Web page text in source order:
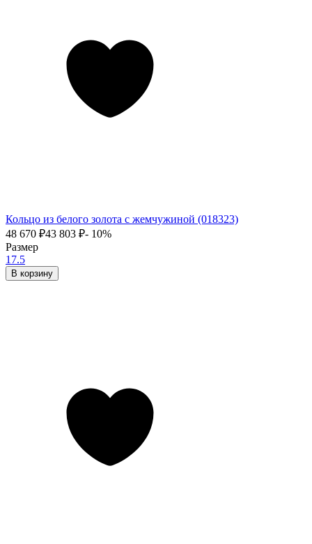
Кольцо из белого золота с жемчужиной (018323)
48 670 ₽43 803 ₽- 10%
Размер
17.5
В корзину